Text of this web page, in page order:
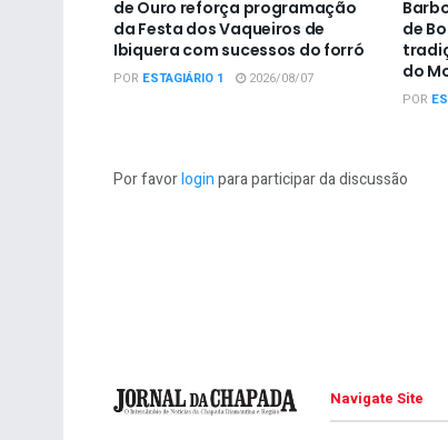
de Ouro reforça programação
da Festa dos Vaqueiros de
Ibiquera com sucessos do forró
POR ESTAGIÁRIO 1 2026/08/07
de
do
POR
Por favorloginpara participar da discussão
Navigate Site